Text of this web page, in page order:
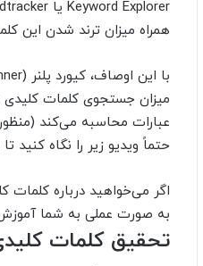
همراه میزان ترند شدن این
میزان جستجوی کلمات کلیدی
عبارات محاسبه می‌کند
حتماً ویدیو زیر را نگاه کنید
اگر می‌خواهید درباره کلمات
به صورت عملی به شما
تحقیق کلمات کلیدی